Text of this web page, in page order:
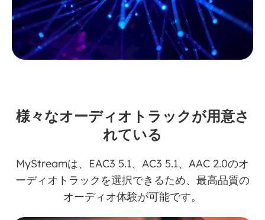
様々なオーディオトラックが用意さ
れている
MyStreamは、EAC3 5.1、AC3 5.1、AAC 2.0のオ
ーディオトラックを選択できるため、最高品質の
オーディオ体験が可能です。